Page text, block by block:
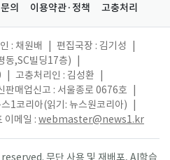
의 이용약관·정책 고충처리
: 채원배 편집국장 : 김기성
동,SC빌딩17층)
고충처리인 : 김성환
판매업신고 : 서울종로 0676호
스1코리아(읽기: 뉴스원코리아)
이메일 : webmaster@news1.kr
무단 사용 및 재배포, AI학습